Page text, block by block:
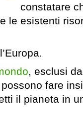
constatare
le esistenti
, esclusi
fare
il pianeta in